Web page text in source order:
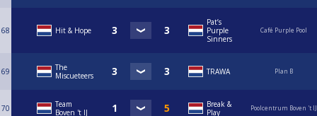
68 Hit & Hope
Pat’s
Purple
Sinners
Café Purple Pool
69
The
Miscueteers
TRAWA Plan B
70
Team
Boven 't IJ
Break &
Play
Poolcentrum Boven 't IJ